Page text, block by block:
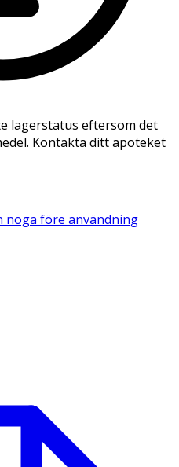
lagerstatus eftersom det
Kontakta ditt apoteket
noga före användning